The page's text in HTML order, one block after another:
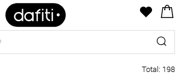
Total: 198